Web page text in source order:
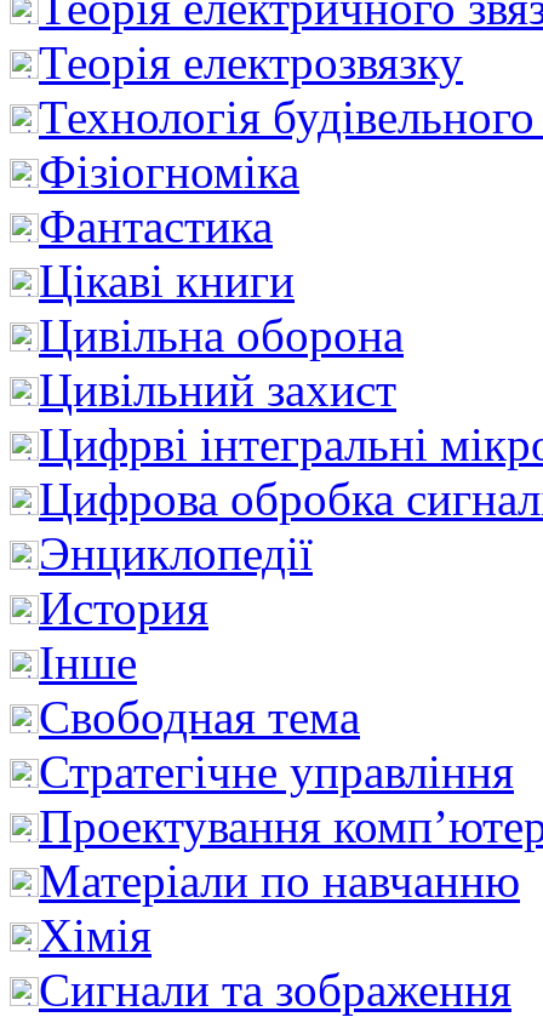
Теорія електрозвязку
Технологія
Фізіогноміка
Фантастика
Цікаві книги
Цивільна оборона
Цивільний захист
Цифрві інтегральні
Цифрова обробка
Энциклопедії
История
Інше
Свободная тема
Стратегічне управління
Проектування
Матеріали по навчанню
Хімія
Сигнали та зображення